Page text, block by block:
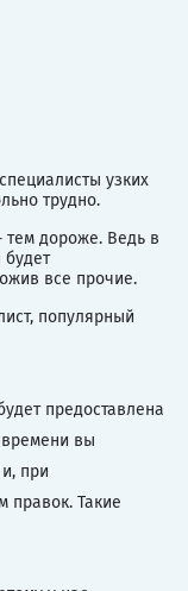
узких
трудно.
дороже. Ведь в
все прочие.
популярный
предоставлена
времени вы
при
правок. Такие